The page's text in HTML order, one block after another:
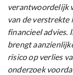
verantwoordelijk
van de
financieel advies.
brengt
risico op verlies
onderzoek